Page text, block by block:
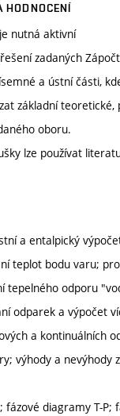
HODNOCENÍ
nutná aktivní
zadaných
a ústní části,
základní teoretické,
oboru.
lze používat
a entalpický
teplot bodu varu;
tepelného odporu
odparek a výpočet
a kontinuálních
výhody a nevýhody
fázové diagramy T-P;